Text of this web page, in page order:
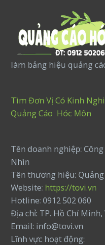
làm bảng hiệu quảng
Tìm Đơn Vị Có Kinh
Quảng Cáo Hóc Môn
Tên doanh nghiệp:
Nhìn
Tên thương hiệu: Quảng
Website: https://tovi.vn
Hotline: 0912 502 060
Địa chỉ: TP. Hồ Chí
Email: info@tovi.vn
Lĩnh vực hoạt động: